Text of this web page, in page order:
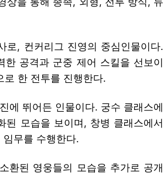
로, 컨커리그 진영의 중심인물이다.
공격과 군중 제어 스킬을 선보이
로 한 전투를 진행한다.
에 뛰어든 인물이다. 궁수 클래스에
모습을 보이며, 창병 클래스에서
무를 수행한다.
환된 영웅들의 모습을 추가로 공개